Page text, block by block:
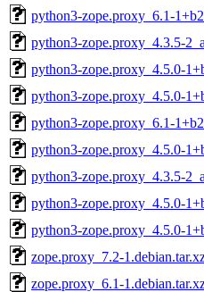
python3-zope.proxy_6.1-
python3-zope.proxy_4.3.5-
python3-zope.proxy_4.5.0-
python3-zope.proxy_4.5.0-
python3-zope.proxy_6.1-
python3-zope.proxy_4.5.0-
python3-zope.proxy_4.3.5-
python3-zope.proxy_4.5.0-
python3-zope.proxy_4.5.0-
zope.proxy_7.2-
zope.proxy_6.1-